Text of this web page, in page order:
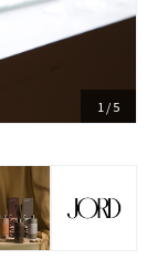
1 /5